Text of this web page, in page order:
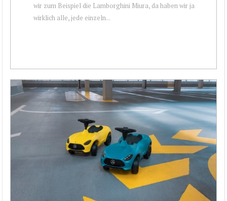
wir zum Beispiel die Lamborghini Miura, da haben wir ja
wirklich alle, jede einzeln...